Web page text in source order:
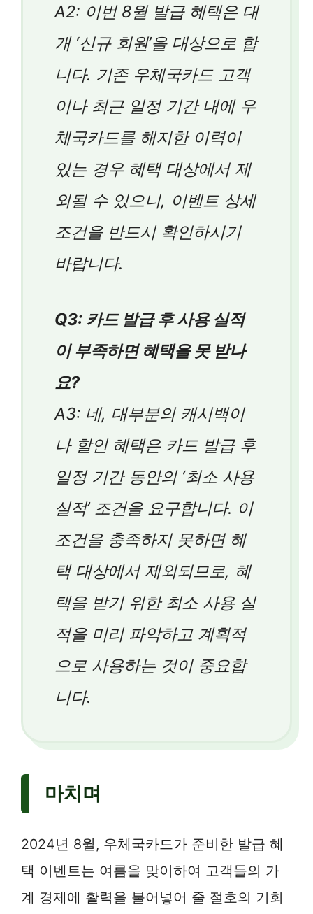
A2: 이번 8월 발급 혜택은 대
개 ‘신규 회원’을 대상으로 합
니다. 기존 우체국카드 고객
이나 최근 일정 기간 내에 우
체국카드를 해지한 이력이
있는 경우 혜택 대상에서 제
외될 수 있으니, 이벤트 상세
조건을 반드시 확인하시기
바랍니다.
Q3: 카드 발급 후 사용 실적
이 부족하면 혜택을 못 받나
요?
A3: 네, 대부분의 캐시백이
나 할인 혜택은 카드 발급 후
일정 기간 동안의 ‘최소 사용
실적’ 조건을 요구합니다. 이
조건을 충족하지 못하면 혜
택 대상에서 제외되므로, 혜
택을 받기 위한 최소 사용 실
적을 미리 파악하고 계획적
으로 사용하는 것이 중요합
니다.
마치며
2024년 8월, 우체국카드가 준비한 발급 혜
택 이벤트는 여름을 맞이하여 고객들의 가
계 경제에 활력을 불어넣어 줄 절호의 기회